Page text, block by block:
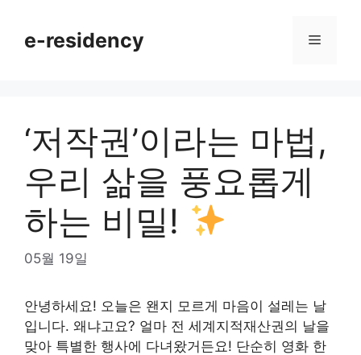
contente-residency Menu
‘저작권’이라는 마법,
우리 삶을 풍요롭게
하는 비밀!
05월 19일
안녕하세요! 오늘은 왠지 모르게 마음이 설레는 날
입니다. 왜냐고요? 얼마 전 세계지적재산권의 날을
맞아 특별한 행사에 다녀왔거든요! 단순히 영화 한